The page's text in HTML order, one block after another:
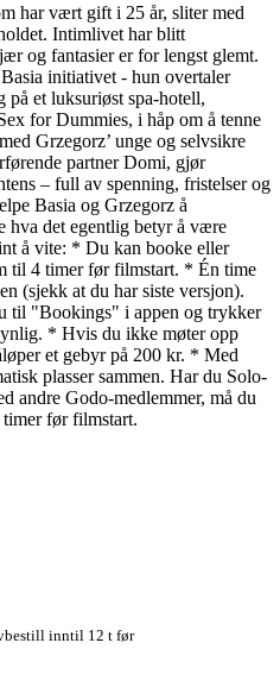
har vært gift i 25 år, sliter med
Intimlivet har blitt
og fantasier er for lengst glemt.
initiativet - hun overtaler
på et luksuriøst spa-hotell,
for Dummies, i håp om å tenne
Grzegorz’ unge og selvsikre
partner Domi, gjør
– full av spenning, fristelser og
Basia og Grzegorz å
hva det egentlig betyr å være
å vite: * Du kan booke eller
til 4 timer før filmstart. * Én time
(sjekk at du har siste versjon).
til "Bookings" i appen og trykker
* Hvis du ikke møter opp
et gebyr på 200 kr. * Med
plasser sammen. Har du Solo-
andre Godo-medlemmer, må du
timer før filmstart.
inntil 12 t før